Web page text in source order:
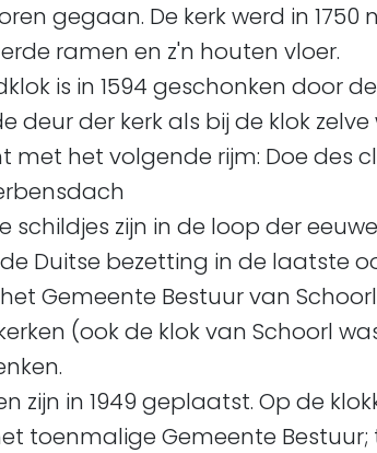
gegaan. De kerk werd in
ramen en z'n houten vloer.
is in 1594 geschonken door
deur der kerk als bij de klok
met het volgende rijm: Doe des
schildjes zijn in de loop der
de Duitse bezetting in de laatste
Gemeente Bestuur van
(ook de klok van Schoorl
zijn in 1949 geplaatst. Op de
toenmalige Gemeente Bestuur;